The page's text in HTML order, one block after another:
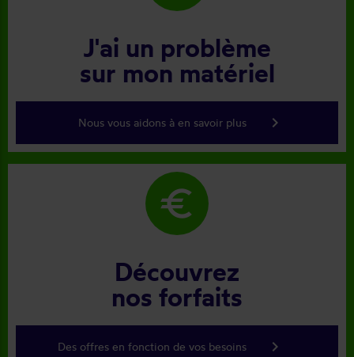
J'ai un problème
sur mon matériel
Nous vous aidons à en savoir plus keyboard_arrow_right
euro
Découvrez
nos forfaits
Des offres en fonction de vos besoins keyboard_arrow_right